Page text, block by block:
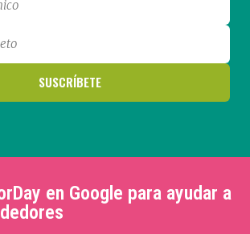
en Google para ayudar a